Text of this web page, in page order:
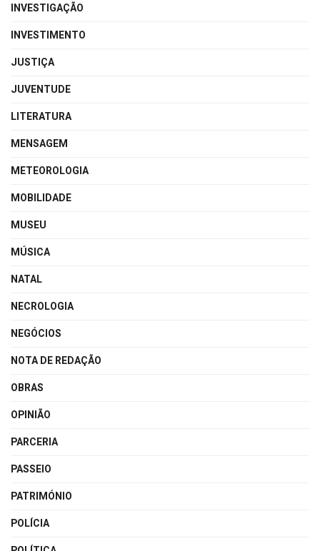
INVESTIGAÇÃO
INVESTIMENTO
JUSTIÇA
JUVENTUDE
LITERATURA
MENSAGEM
METEOROLOGIA
MOBILIDADE
MUSEU
MÚSICA
NATAL
NECROLOGIA
NEGÓCIOS
NOTA DE REDAÇÃO
OBRAS
OPINIÃO
PARCERIA
PASSEIO
PATRIMÓNIO
POLÍCIA